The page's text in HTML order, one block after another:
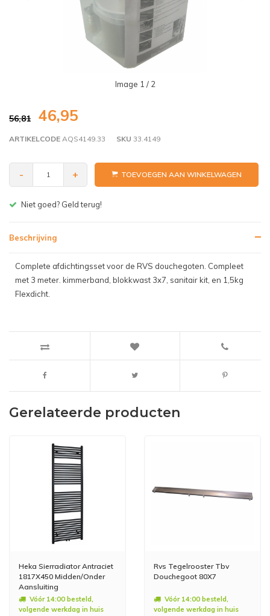
Image 1 / 2
56,81 46,95
ARTIKELCODE AQS4149.33 SKU 33.4149
- + TOEVOEGEN AAN WINKELWAGEN
Gratis bezorgen v.a. € 150,- (NL)
Beschrijving
Complete afdichtingsset voor de RVS douchegoten. Compleet
met 3 meter. kimmerband, blokkwast 3x7, sanitair kit, en 1,5kg
Flexdicht.
Gerelateerde producten
Heka Sierradiator Antraciet
1817X450 Midden/Onder
Aansluiting
Vóór 14:00 besteld,
volgende werkdag in huis
Rvs Tegelrooster Tbv
Douchegoot 80X7
Vóór 14:00 besteld,
volgende werkdag in huis